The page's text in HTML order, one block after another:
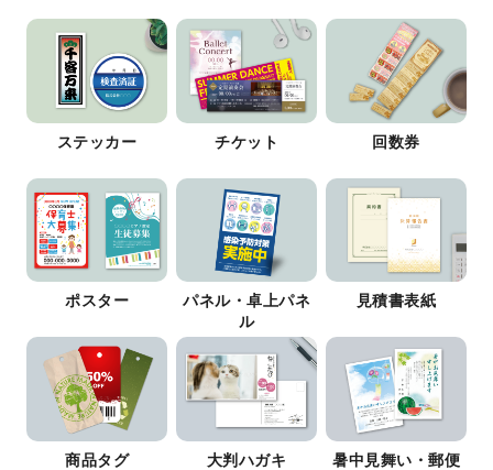
ステッカー チケット 回数券
ポスター
パネル・卓上パネ
ル
見積書表紙
商品タグ 大判ハガキ
暑中見舞い・郵便